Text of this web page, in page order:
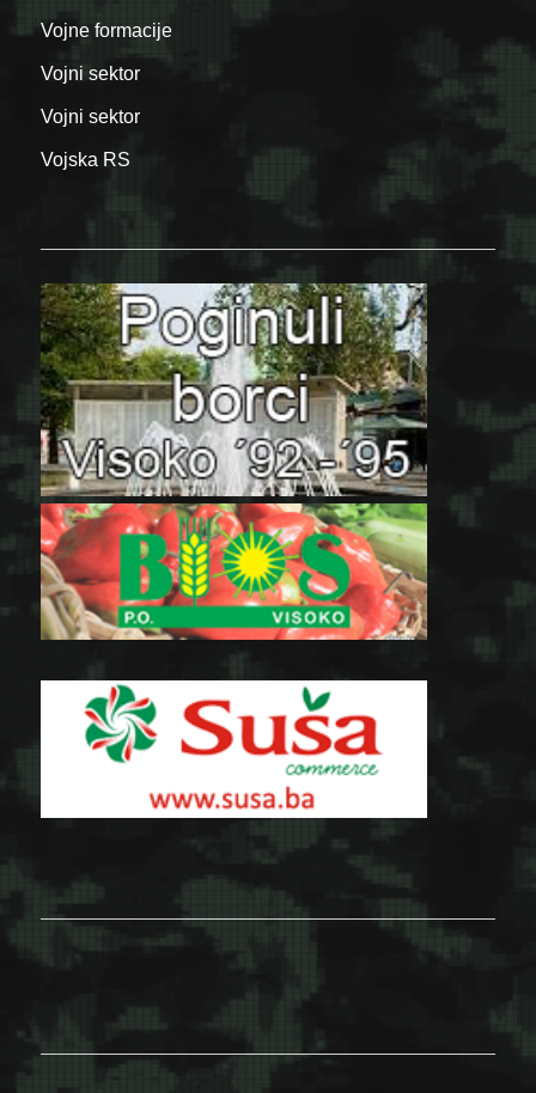
Vojne formacije
Vojni sektor
Vojni sektor
Vojska RS